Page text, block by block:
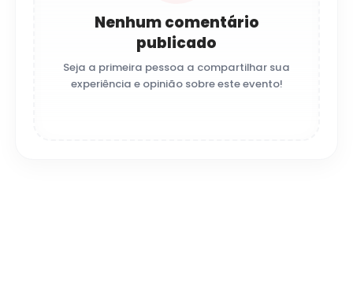
Nenhum comentário
publicado
Seja a primeira pessoa a compartilhar sua
experiência e opinião sobre este evento!